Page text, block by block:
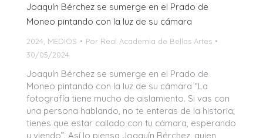
Joaquín Bérchez se sumerge en el Prado de
Moneo pintando con la luz de su cámara
2024 MEDIOS Por Real Academia de Bellas Artes
30/05/2024
Joaquín Bérchez se sumerge en el Prado de
Moneo pintando con la luz de su cámara “La
fotografía tiene mucho de aislamiento. Si vas con
una persona hablando, no te enteras de la historia;
tienes que estar callado con tu cámara, esperando
y viendo”. Así lo piensa Joaquín Bérchez, quien